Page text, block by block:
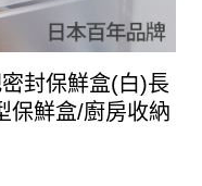
封保鮮盒(白)長
保鮮盒/廚房收納